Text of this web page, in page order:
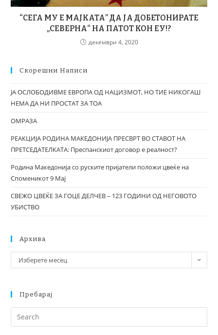
“СЕГА МУ Е МАЈКАТА” ДА ЈА ДОБЕТОНИРАТЕ
„СЕВЕРНА“ НА ПАТОТ КОН ЕУ!?
декември 4, 2020
Скорешни Написи
ЈА ОСЛОБОДИВМЕ ЕВРОПА ОД НАЦИЗМОТ, НО ТИЕ НИКОГАШ
НЕМА ДА НИ ПРОСТАТ ЗА ТОА
ОМРАЗА
РЕАКЦИЈА РОДИНА МАКЕДОНИЈА ПРЕСВРТ ВО СТАВОТ НА
ПРЕТСЕДАТЕЛКАТА: Преспанскиот договор е реалност?
Родина Македонија со руските пријатели положи цвеќе на
Споменикот 9 Мај
СВЕЖО ЦВЕЌЕ ЗА ГОЦЕ ДЕЛЧЕВ – 123 ГОДИНИ ОД НЕГОВОТО
УБИСТВО
Архива
Изберете месец
Пребарај